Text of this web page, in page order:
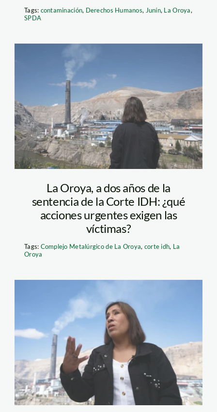
Tags: contaminación, Derechos Humanos, Junín, La Oroya,
SPDA
la-oroya—-
contaminacion—
jaime-tranca—
actualidad-ambiental
La Oroya, a dos años de la
sentencia de la Corte IDH: ¿qué
acciones urgentes exigen las
víctimas?
Tags: Complejo Metalúrgico de La Oroya, corte idh, La
Oroya
liliana-carhuaz—la-
oroya—jaime-tranca—
actualidad-ambiental